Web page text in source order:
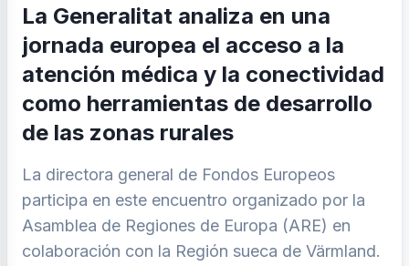
La Generalitat analiza en una
jornada europea el acceso a la
atención médica y la conectividad
como herramientas de desarrollo
de las zonas rurales
La directora general de Fondos Europeos
participa en este encuentro organizado por la
Asamblea de Regiones de Europa (ARE) en
colaboración con la Región sueca de Värmland.